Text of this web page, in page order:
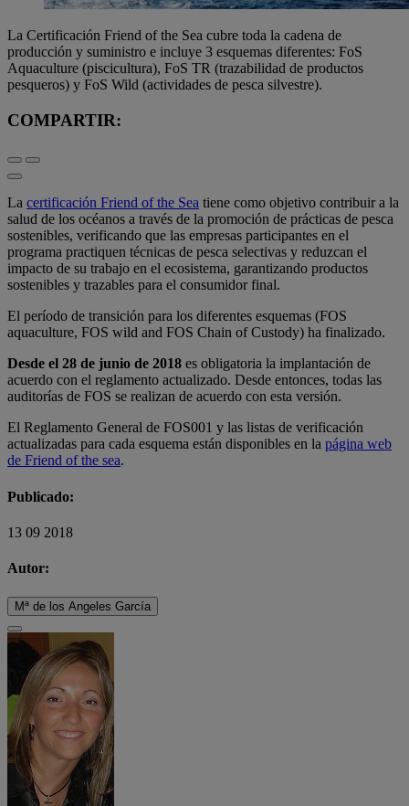
La Certificación Friend of the Sea cubre toda la cadena de
producción y suministro e incluye 3 esquemas diferentes: FoS
Aquaculture (piscicultura), FoS TR (trazabilidad de productos
pesqueros) y FoS Wild (actividades de pesca silvestre).
COMPARTIR:
La certificación Friend of the Sea tiene como objetivo contribuir a la
salud de los océanos a través de la promoción de prácticas de pesca
sostenibles, verificando que las empresas participantes en el
programa practiquen técnicas de pesca selectivas y reduzcan el
impacto de su trabajo en el ecosistema, garantizando productos
sostenibles y trazables para el consumidor final.
El período de transición para los diferentes esquemas (FOS
aquaculture, FOS wild and FOS Chain of Custody) ha finalizado.
Desde el 28 de junio de 2018 es obligatoria la implantación de
acuerdo con el reglamento actualizado. Desde entonces, todas las
auditorías de FOS se realizan de acuerdo con esta versión.
El Reglamento General de FOS001 y las listas de verificación
actualizadas para cada esquema están disponibles en la página web
de Friend of the sea.
Publicado:
13 09 2018
Autor:
Mª de los Angeles García